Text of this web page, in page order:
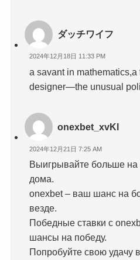
ダッチワイフ
2024年12月18日 11:33 PM
a savant in
designer—the unusual
onexbet_xvKl
2024年12月21日 7:25 AM
Выигрывайте больше на
дома.
onexbet – ваш шанс на
везде.
Победные ставки с
шансы на победу.
Попробуйте свою удачу